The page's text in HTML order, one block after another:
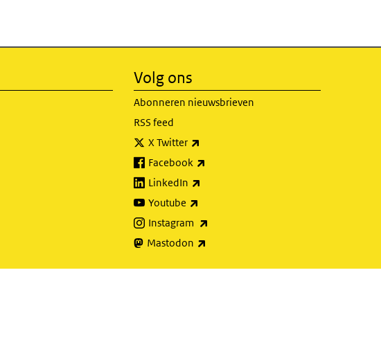
Volg ons
Abonneren nieuwsbrieven
RSS feed
X Twitter
Facebook
LinkedIn
Youtube
Instagram
Mastodon